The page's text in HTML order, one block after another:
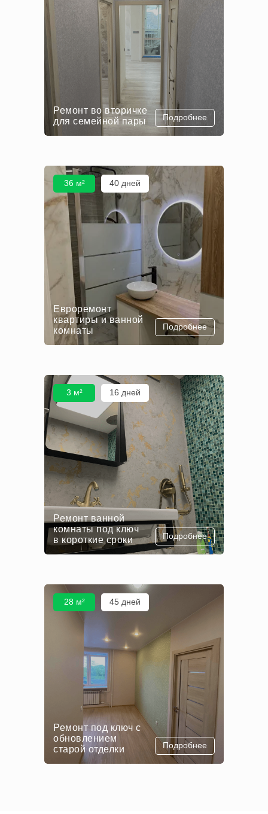
36 м² 40 дней
Евроремонт
квартиры и ванной
комнаты
Подробнее
Ремонт во вторичке
для семейной пары
Подробнее
3 м² 16 дней
Ремонт ванной
комнаты под ключ
в короткие сроки
Подробнее
28 м² 45 дней
Ремонт под ключ с
обновлением
старой отделки
Подробнее